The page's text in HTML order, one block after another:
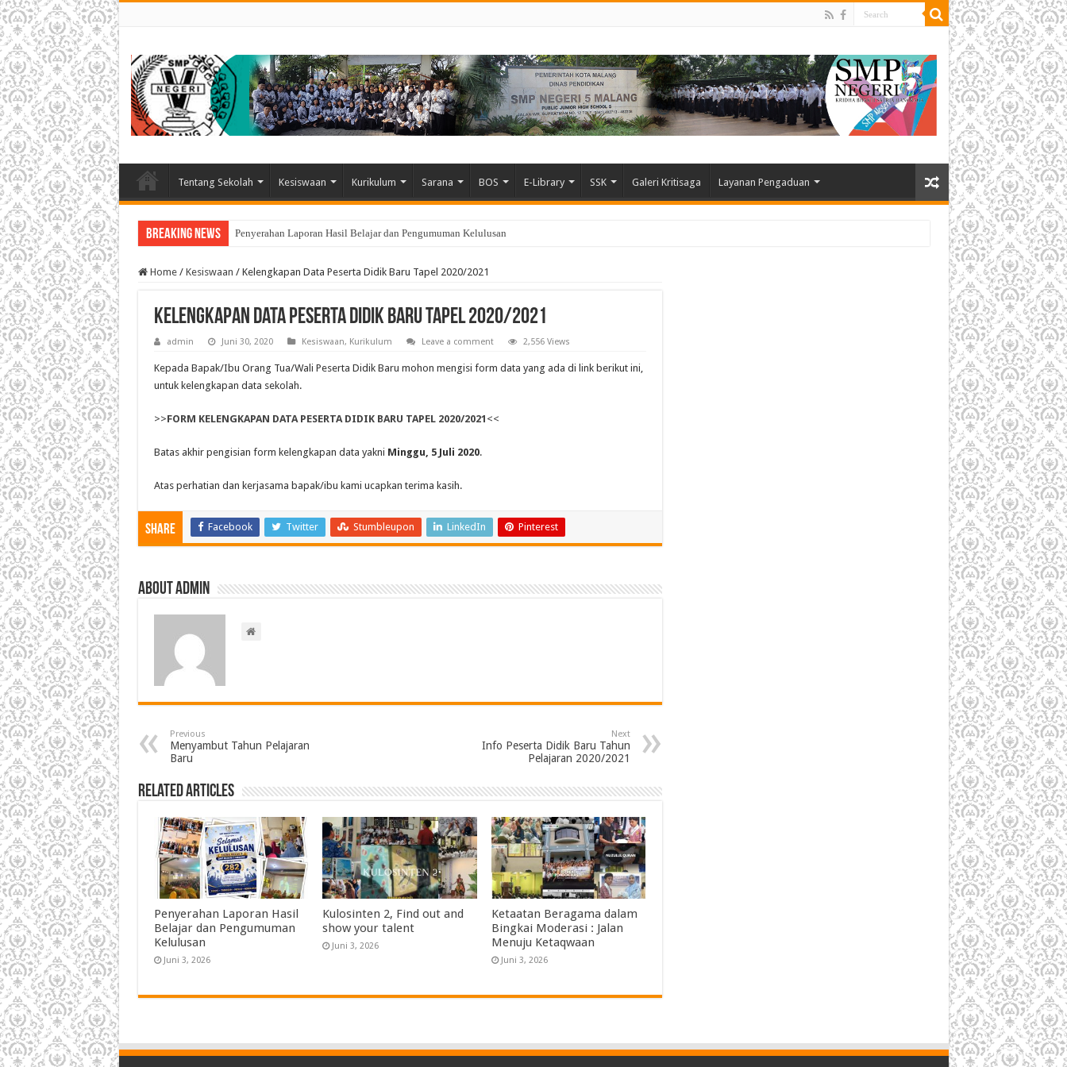
Tentang Sekolah Kesiswaan Kurikulum Sarana BOS E-Library SSK Galeri Kritisaga Layanan Pengaduan
Breaking News Penyerahan Laporan Hasil Belajar dan Pengumuman Kelulusan
Home / Kesiswaan / Kelengkapan Data Peserta Didik Baru Tapel 2020/2021
Kelengkapan Data Peserta Didik Baru Tapel 2020/2021
admin Juni 30, 2020 Kesiswaan, Kurikulum Leave a comment 2,556 Views
Kepada Bapak/Ibu Orang Tua/Wali Peserta Didik Baru mohon mengisi form data yang ada di link berikut ini,
untuk kelengkapan data sekolah.
>>FORM KELENGKAPAN DATA PESERTA DIDIK BARU TAPEL 2020/2021 <<
Batas akhir pengisian form kelengkapan data yakni Minggu, 5 Juli 2020.
Atas perhatian dan kerjasama bapak/ibu kami ucapkan terima kasih.
Share Facebook Twitter Stumbleupon LinkedIn Pinterest
About admin
Previous
Menyambut Tahun Pelajaran
Baru
Next
Info Peserta Didik Baru Tahun
Pelajaran 2020/2021
Related Articles
Penyerahan Laporan Hasil
Belajar dan Pengumuman
Kelulusan
Juni 3, 2026
Kulosinten 2, Find out and
show your talent
Juni 3, 2026
Ketaatan Beragama dalam
Bingkai Moderasi : Jalan
Menuju Ketaqwaan
Juni 3, 2026